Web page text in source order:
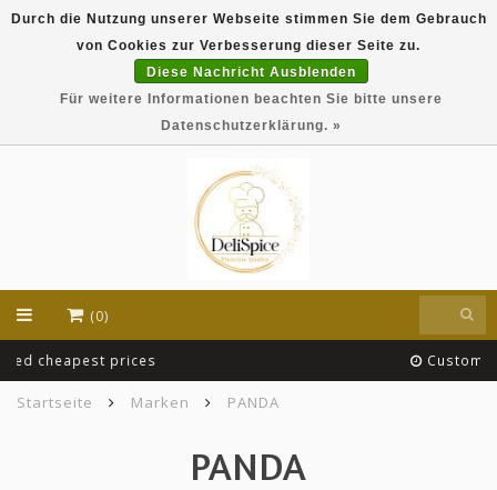
DeliSpice is your online Indian grocery shop with
exclusive brands like Daawat, Suhana, DeliSpice
and many more !!!
(0)
Startseite Marken PANDA
PANDA
Durch die Nutzung unserer Webseite stimmen Sie dem Gebrauch
von Cookies zur Verbesserung dieser Seite zu.
Diese Nachricht Ausblenden
Für weitere Informationen beachten Sie bitte unsere
Datenschutzerklärung. »